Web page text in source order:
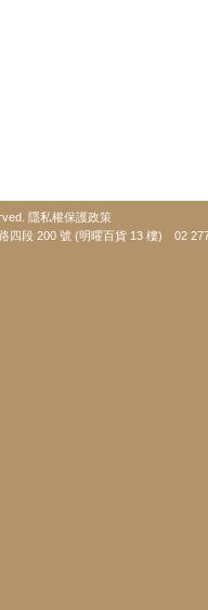
隱私權保護政策
四段 200 號 (明曜百貨 13 樓) 02